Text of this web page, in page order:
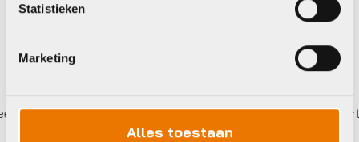
Statistieken
Marketing
Alles toestaan
0%rente Eigen werkplaats met